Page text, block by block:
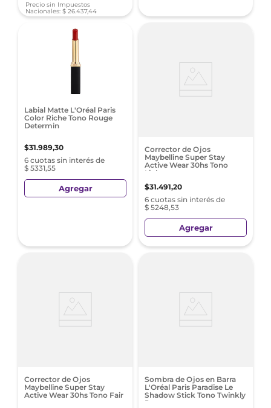
Precio sin Impuestos
Nacionales: $ 26.437,44
Labial Matte L'Oréal Paris
Color Riche Tono Rouge
Determin
$31.989,30
6 cuotas sin interés de
$ 5331,55
Agregar
Corrector de Ojos
Maybelline Super Stay
Active Wear 30hs Tono
Light
$31.491,20
6 cuotas sin interés de
$ 5248,53
Agregar
Corrector de Ojos
Maybelline Super Stay
Active Wear 30hs Tono Fair
Sombra de Ojos en Barra
L'Oréal Paris Paradise Le
Shadow Stick Tono Twinkly
Rose